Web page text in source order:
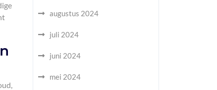
augustus 2024
juli 2024
juni 2024
mei 2024